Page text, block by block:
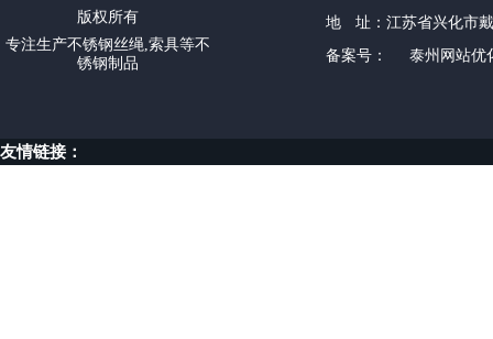
版权所有
专注生产不锈钢丝绳,索具等不
锈钢制品
地 址：江苏省兴化市
备案号：
泰州网站优
友情链接：